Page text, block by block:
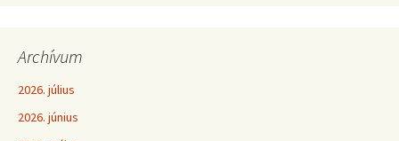
Archívum
2026. július
2026. június